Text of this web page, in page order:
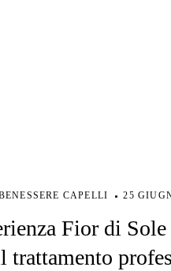
CAPELLI 25
Fior di
trattamento